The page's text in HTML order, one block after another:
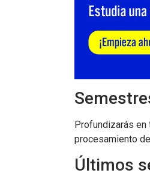
Profundizarás en
procesamiento
Últimos